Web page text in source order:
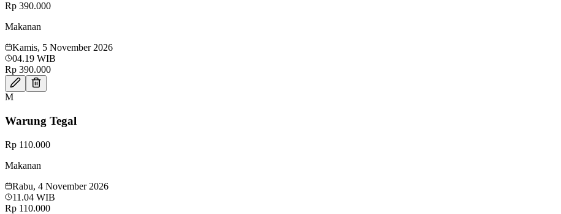
Rp 390.000
Makanan
Kamis, 5 November 2026
04.19 WIB
Rp 390.000
M
Warung Tegal
Rp 110.000
Makanan
Rabu, 4 November 2026
11.04 WIB
Rp 110.000